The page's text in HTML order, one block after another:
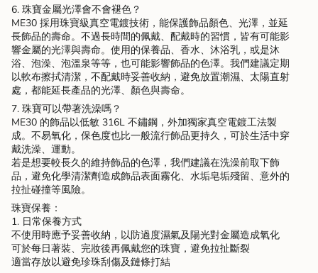
6. 珠寶金屬光澤會不會褪色？
ME30 採用珠寶級真空電鍍技術，能保護飾品顏色、光澤，並延
長飾品的壽命。不過長時間的佩戴、配戴時的習慣，皆有可能影
響金屬的光澤與壽命。使用的保養品、香水、沐浴乳，或是沐
浴、泡澡、泡溫泉等等，也可能影響飾品的色澤。我們建議定期
以軟布擦拭清潔，不配戴時妥善收納，避免放置潮濕、太陽直射
處，都能延長產品的光澤、顏色與壽命。
7. 珠寶可以帶著洗澡嗎？
ME30 的飾品以低敏 316L 不鏽鋼，外加獨家真空電鍍工法製
成。不易氧化，保色度也比一般流行飾品更持久，可於生活中穿
戴洗澡、運動。
若是想要較長久的維持飾品的色澤，我們建議在洗澡前取下飾
品，避免化學清潔劑造成飾品表面霧化、水垢皂垢殘留、意外的
拉扯碰撞等風險。
珠寶保養：
1. 日常保養方式
不使用時應予妥善收納，以防過度濕氣及陽光對金屬造成氧化
可於每日著裝、完妝後再佩戴您的珠寶，避免拉扯斷裂
適當存放以避免珍珠刮傷及鏈條打結